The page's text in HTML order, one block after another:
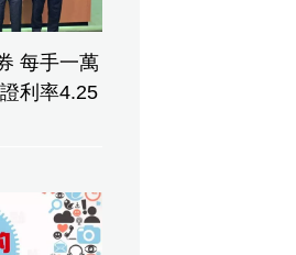
每手一萬
利率4.25